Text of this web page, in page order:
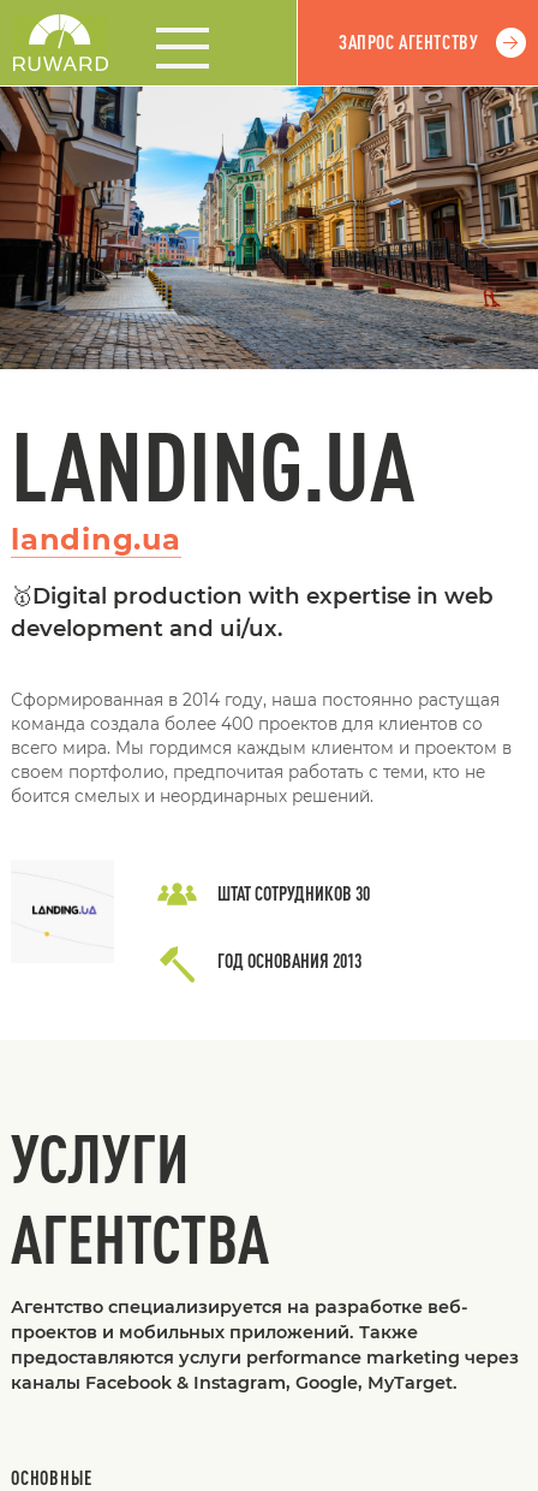
ЗАПРОС АГЕНТСТВУ
LANDING.UA
landing.ua
🥇Digital production with expertise in web
development and ui/ux.
Сформированная в 2014 году, наша постоянно растущая
команда создала более 400 проектов для клиентов со
всего мира. Мы гордимся каждым клиентом и проектом в
своем портфолио, предпочитая работать с теми, кто не
боится смелых и неординарных решений.
ШТАТ СОТРУДНИКОВ 30
ГОД ОСНОВАНИЯ 2013
УСЛУГИ
АГЕНТСТВА
Агентство специализируется на разработке веб-
проектов и мобильных приложений. Также
предоставляются услуги performance marketing через
каналы Facebook & Instagram, Google, MyTarget.
ОСНОВНЫЕ